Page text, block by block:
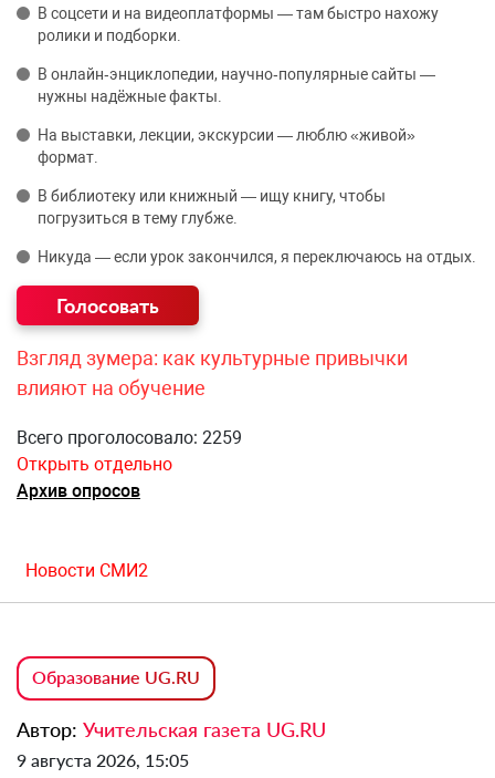
В соцсети и на видеоплатформы — там быстро нахожу
ролики и подборки.
В онлайн‑энциклопедии, научно‑популярные сайты —
нужны надёжные факты.
На выставки, лекции, экскурсии — люблю «живой»
формат.
В библиотеку или книжный — ищу книгу, чтобы
погрузиться в тему глубже.
Никуда — если урок закончился, я переключаюсь на отдых.
Взгляд зумера: как культурные привычки
влияют на обучение
Всего проголосовало: 2259
Открыть отдельно
Архив опросов
Новости СМИ2
Образование UG.RU
Автор: Учительская газета UG.RU
9 августа 2026, 15:05